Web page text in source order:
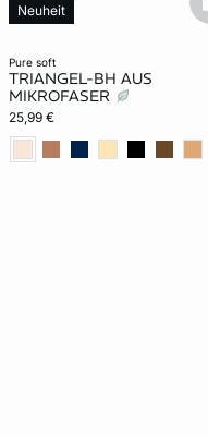
pure soft
TRIANGEL-BH AUS
MIKROFASER
25,99 €
Neuheit